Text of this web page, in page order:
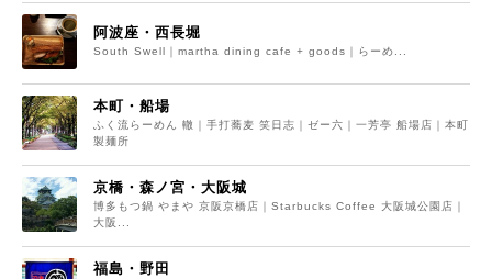
阿波座・西長堀
South Swell｜martha dining cafe + goods｜らーめ...
本町・船場
ふく流らーめん 轍｜手打蕎麦 笑日志｜ゼー六｜一芳亭 船場店｜本町
製麺所
京橋・森ノ宮・大阪城
博多もつ鍋 やまや 京阪京橋店｜Starbucks Coffee 大阪城公園店｜
大阪...
福島・野田